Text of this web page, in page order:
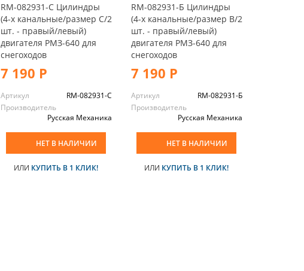
RM-082931-С Цилиндры
(4-х канальные/размер С/2
шт. - правый/левый)
двигателя РМЗ-640 для
снегоходов
7 190 Р
Артикул
RM-082931-С
Производитель
Русская Механика
НЕТ В НАЛИЧИИ
ИЛИ КУПИТЬ В 1 КЛИК!
RM-082931-Б Цилиндры
(4-х канальные/размер B/2
шт. - правый/левый)
двигателя РМЗ-640 для
снегоходов
7 190 Р
Артикул
RM-082931-Б
Производитель
Русская Механика
НЕТ В НАЛИЧИИ
ИЛИ КУПИТЬ В 1 КЛИК!